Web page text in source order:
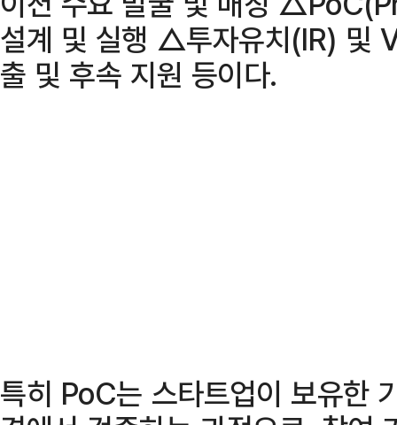
설계 및 실행 △투자유치(IR) 및
출 및 후속 지원 등이다.
특히 PoC는 스타트업이 보유한